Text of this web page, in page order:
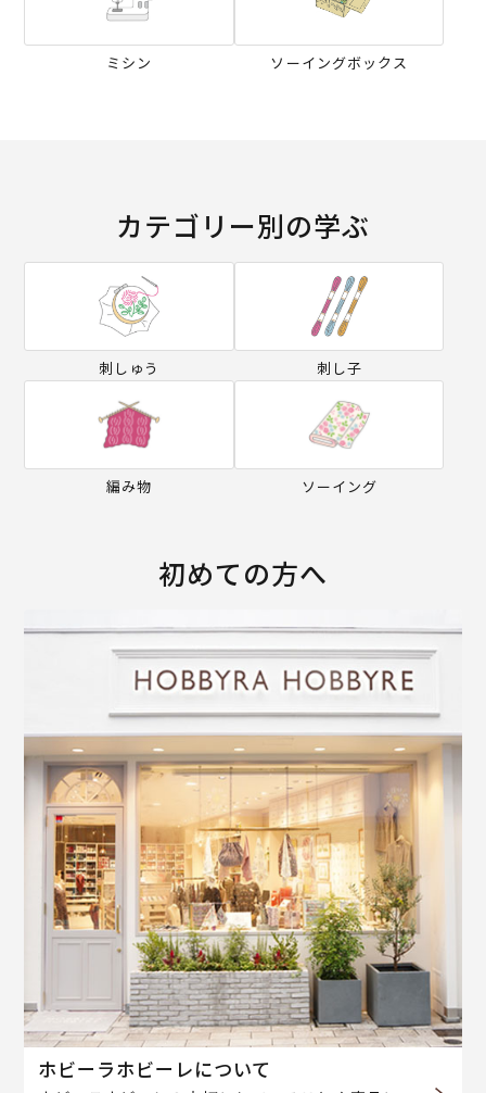
ミシン ソーイングボックス
カテゴリー別の学ぶ
刺しゅう 刺し子
編み物 ソーイング
初めての方へ
ホビーラホビーレについて